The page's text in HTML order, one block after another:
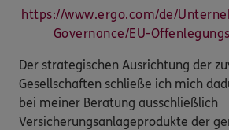
https://www.ergo.com/de/
Governance/EU-
Der strategischen Ausrichtung der
Gesellschaften schließe ich mich
bei meiner Beratung ausschließlich
Versicherungsanlageprodukte der